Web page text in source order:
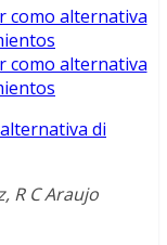
di
R C Araujo